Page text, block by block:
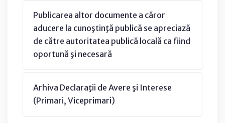
Publicarea altor documente a căror
aducere la cunoştinţă publică se apreciază
de către autoritatea publică locală ca fiind
oportună şi necesară
Arhiva Declaraţii de Avere şi Interese
(Primari, Viceprimari)